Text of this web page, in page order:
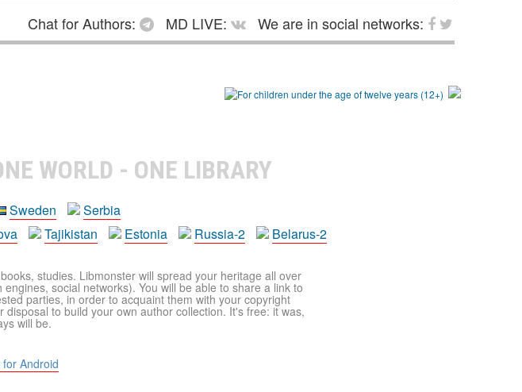
Chat for Authors: MD LIVE:
We are in social networks:
WORLD - ONE LIBRARY
Sweden
Serbia
Tajikistan Estonia Russia-2 Belarus-2
studies. Libmonster will spread your heritage all over
social networks). You will be able to share a link to
parties, in order to acquaint them with your copyright
to build your own author collection. It's free: it was,
will be.
Android